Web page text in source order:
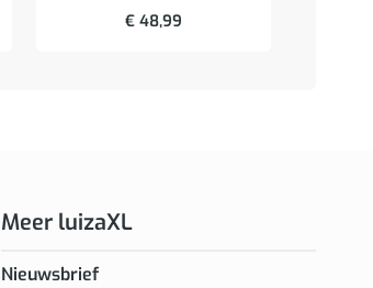
€ 48,99
Meer luizaXL
Nieuwsbrief